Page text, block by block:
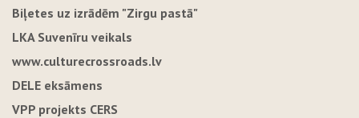
Biļetes uz izrādēm "Zirgu pastā"
LKA Suvenīru veikals
www.culturecrossroads.lv
DELE eksāmens
VPP projekts CERS